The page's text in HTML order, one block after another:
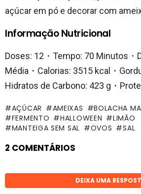
açúcar em pó e decorar com
Informação Nutricional
Doses: 12・Tempo: 70 Minutos・
Média・Calorias: 3515 kcal・
Hidratos de Carbono: 423 g・
AÇÚCAR AMEIXAS BOLACHA
FERMENTO
HALLOWEEN
LIMÃO
MANTEIGA SEM SAL
OVOS SAL
2 COMENTÁRIOS
DEIXA UMA